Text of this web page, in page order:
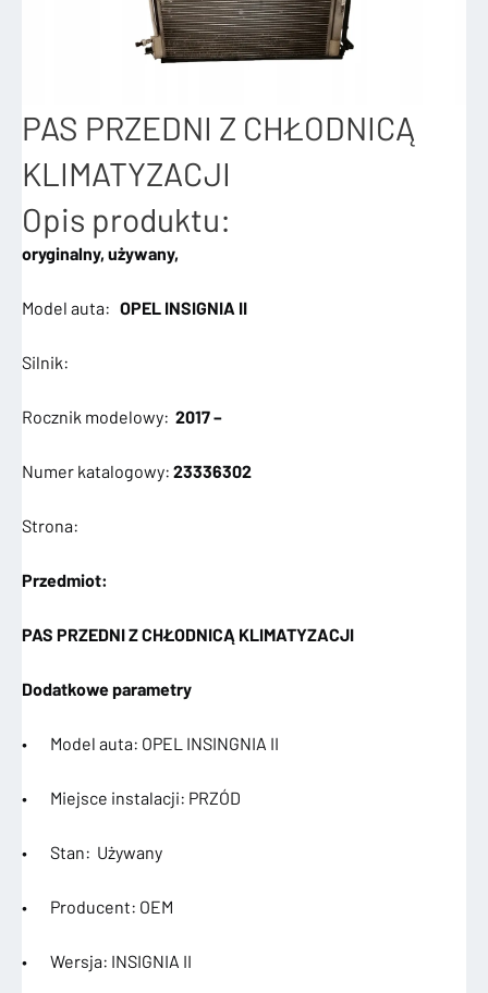
PAS PRZEDNI Z CHŁODNICĄ
KLIMATYZACJI
Opis produktu:
oryginalny, używany,
Model auta: OPEL INSIGNIA II
Silnik:
Rocznik modelowy: 2017 –
Numer katalogowy: 23336302
Strona:
Przedmiot:
PAS PRZEDNI Z CHŁODNICĄ KLIMATYZACJI
Dodatkowe parametry
• Model auta: OPEL INSINGNIA II
• Miejsce instalacji: PRZÓD
• Stan: Używany
• Producent: OEM
• Wersja: INSIGNIA II